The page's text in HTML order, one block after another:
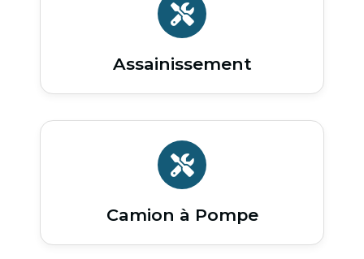
Assainissement
Camion à Pompe